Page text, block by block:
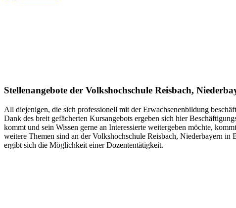
Stellenangebote der Volkshochschule Reisbach,
All diejenigen, die sich professionell mit der Erwachsenenbildung
Dank des breit gefächerten Kursangebots ergeben sich hier
kommt und sein Wissen gerne an Interessierte weitergeben möchte,
weitere Themen sind an der Volkshochschule Reisbach, Niederbayern
ergibt sich die Möglichkeit einer Dozententätigkeit.